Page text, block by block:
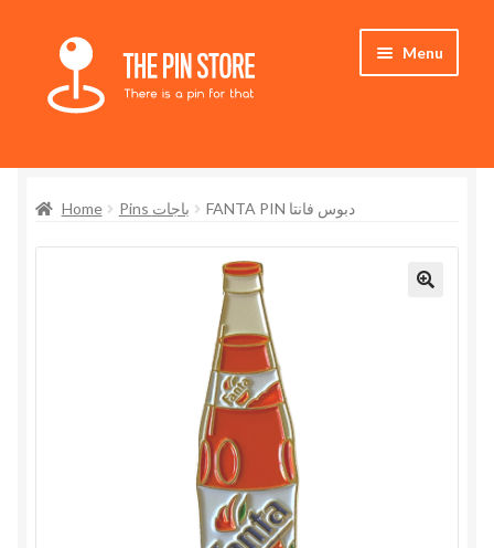
Skip
navigation
Skip
content
Menu
StoreHome Pins باجات FANTA PIN دبوس فانتا